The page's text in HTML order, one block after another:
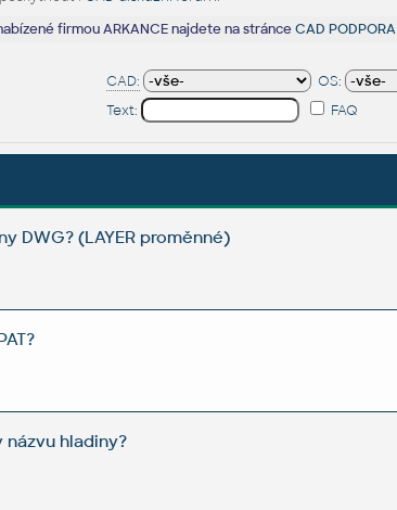
firmou ARKANCE najdete na stránceCAD PODPORA
CAD: OS:
Text:
FAQ
DWG? (LAYER proměnné)
hladiny?